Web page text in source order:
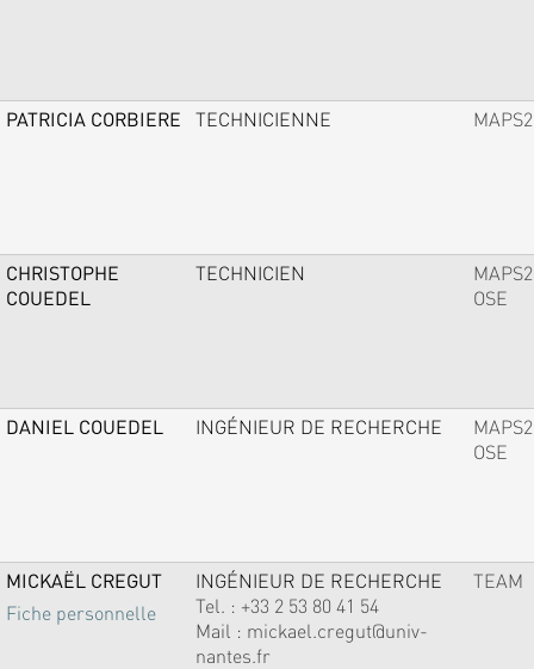
PATRICIA CORBIERE TECHNICIENNE MAPS2
CHRISTOPHE
COUEDEL
TECHNICIEN
MAPS2
OSE
DANIEL COUEDEL INGÉNIEUR DE RECHERCHE
MAPS2
OSE
MICKAËL CREGUT
Fiche personnelle
INGÉNIEUR DE RECHERCHE
Tel. : +33 2 53 80 41 54
Mail : mickael.cregut@univ-
nantes.fr
TEAM